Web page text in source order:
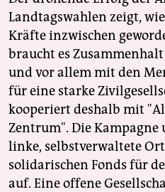
Landtagswahlen zeigt,
Kräfte inzwischen
braucht es
und vor allem mit den
für eine starke
kooperiert deshalb mit
Zentrum". Die
linke, selbstverwaltete
solidarischen Fonds für
auf. Eine offene